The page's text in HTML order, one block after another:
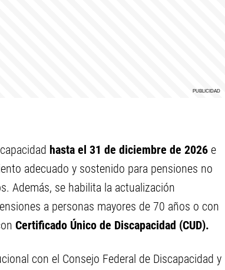
hasta el 31 de diciembre de 2026 e
adecuado y sostenido para pensiones no
Además, se habilita la actualización
a personas mayores de 70 años o con
Certificado Único de Discapacidad (CUD).
con el Consejo Federal de Discapacidad y